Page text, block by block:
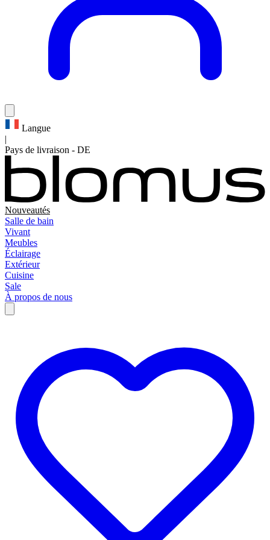
Langue
|
Pays de livraison - DE
Nouveautés
Salle de bain
Vivant
Meubles
Éclairage
Extérieur
Cuisine
Sale
À propos de nous